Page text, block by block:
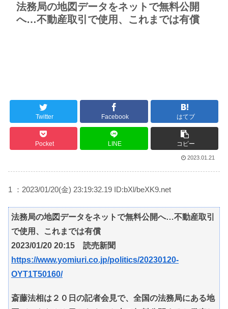
法務局の地図データをネットで無料公開
へ…不動産取引で使用、これまでは有償
Twitter Facebook はてブ
Pocket LINE コピー
2023.01.21
1 ：2023/01/20(金) 23:19:32.19 ID:bXl/beXK9.net
法務局の地図データをネットで無料公開へ…不動産取引
で使用、これまでは有償
2023/01/20 20:15 読売新聞
https://www.yomiuri.co.jp/politics/20230120-
OYT1T50160/
斎藤法相は２０日の記者会見で、全国の法務局にある地